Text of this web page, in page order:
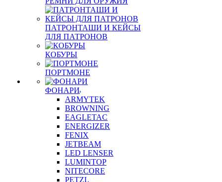
ПАТРОНТАШИ И КЕЙСЫ
ДЛЯ ПАТРОНОВ
КОБУРЫ
ПОРТМОНЕ
ФОНАРИ
ARMYTEK
BROWNING
EAGLETAC
ENERGIZER
FENIX
JETBEAM
LED LENSER
LUMINTOP
NITECORE
PETZL